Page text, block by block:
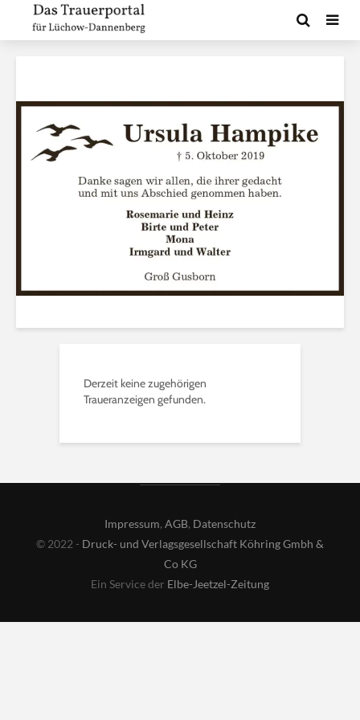
Derzeit keine zugehörigen
Traueranzeigen gefunden.
Impressum, AGB, Datenschutz
© 2022 - Druck- und Verlagsgesellschaft Köhring Gmbh &
Co KG
Ein Service der Elbe-Jeetzel-Zeitung